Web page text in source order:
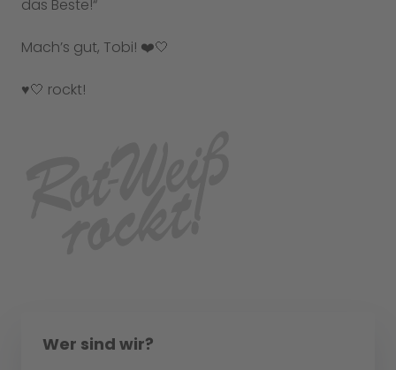
das Beste!“
Mach’s gut, Tobi! ❤️🤍
♥️🤍 rockt!
Wer sind wir?